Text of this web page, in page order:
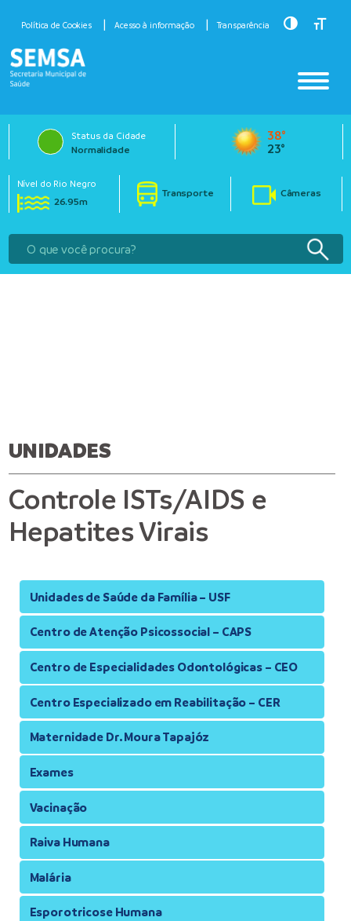
Política de Cookies Acesso à informação Transparência Toggle
Status da Cidade
Normalidade
38°
23°
Nível do Rio Negro
26.95m
Transporte Câmeras
UNIDADES
Controle ISTs/AIDS e
Hepatites Virais
Unidades de Saúde da Família – USF
Centro de Atenção Psicossocial – CAPS
Centro de Especialidades Odontológicas – CEO
Centro Especializado em Reabilitação – CER
Maternidade Dr. Moura Tapajóz
Exames
Vacinação
Raiva Humana
Malária
Esporotricose Humana